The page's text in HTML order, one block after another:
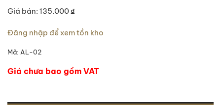
Giá bán: 135.000 ₫
Đăng nhập để xem tồn kho
Mã: AL-02
Giá chưa bao gồm VAT